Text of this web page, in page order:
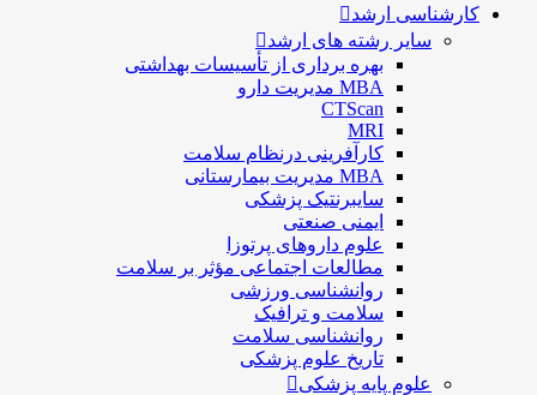
کارشناسی ارشد
سایر رشته های ارشد
بهره برداری از تأسیسات بهداشتی
MBA مدیریت دارو
CTScan
MRI
کارآفرینی درنظام سلامت
MBA مدیریت بیمارستانی
سایبرنتیک پزشکی
ایمنی صنعتی
علوم داروهای پرتوزا
مطالعات اجتماعی مؤثر بر سلامت
روانشناسی ورزشی
سلامت و ترافیک
روانشناسی سلامت
تاریخ علوم پزشکی
علوم پایه پزشکی